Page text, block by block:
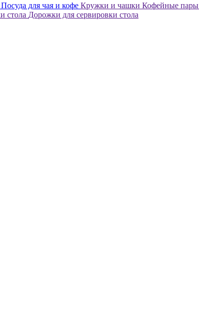
Посуда для чая и кофе Кружки и чашки Кофейные пары
стола Дорожки для сервировки стола